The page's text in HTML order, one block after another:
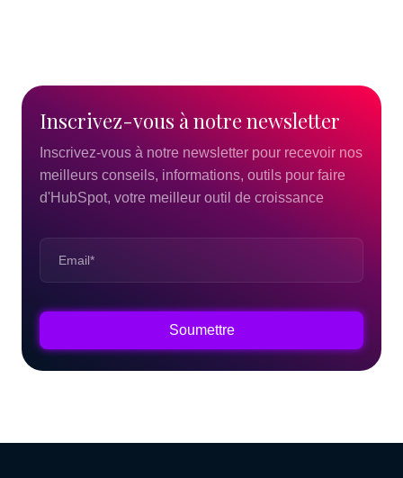
Inscrivez-vous à notre newsletter
Inscrivez-vous à notre newsletter pour recevoir nos
meilleurs conseils, informations, outils pour faire
d'HubSpot, votre meilleur outil de croissance